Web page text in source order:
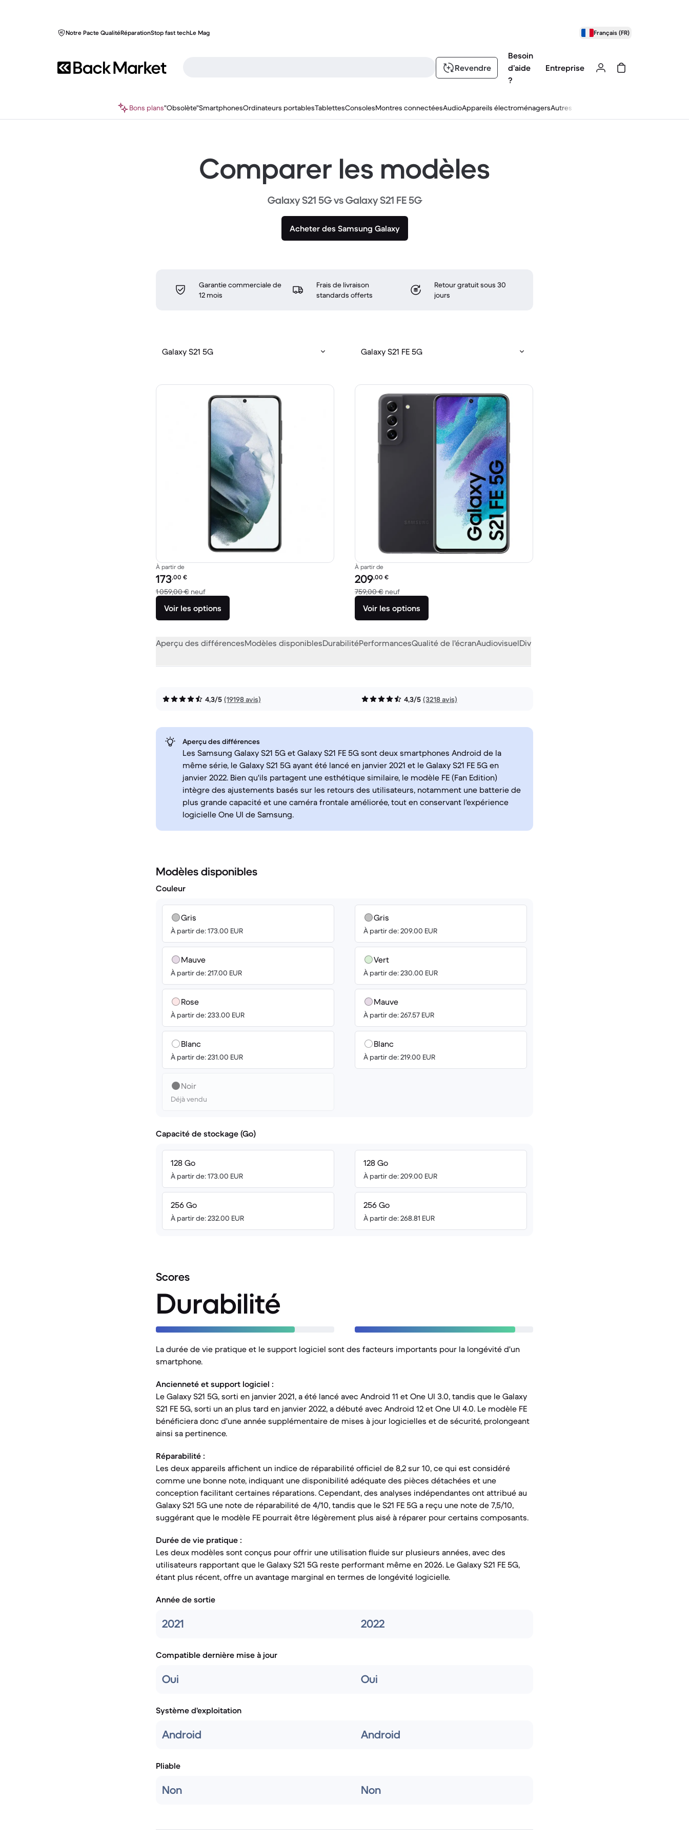
Notre Pacte QualitéRéparationStop fast techLe Mag Français (FR)
Revendre
Besoin
d’aide
?
Entreprise
Bons plans"Obsolète"SmartphonesOrdinateurs portablesTablettesConsolesMontres connectéesAudioAppareils électroménagersAutres
Comparer les modèles
Galaxy S21 5G vs Galaxy S21 FE 5G
Acheter des Samsung Galaxy
Garantie commerciale de
12 mois
Frais de livraison
standards offerts
Retour gratuit sous 30
jours
Galaxy S21 5G Galaxy S21 FE 5G
À partir de
Prix reconditionné :
173,00 €
1 059,00 € neufcontre 1 059,00 € neuf
Voir les options
À partir de
Prix reconditionné :
209,00 €
759,00 € neufcontre 759,00 € neuf
Voir les options
Aperçu des différencesModèles disponiblesDurabilitéPerformancesQualité de l'écranAudiovisuelDivers
4,3/5 (19198 avis) 4,3/5 (3218 avis)
Aperçu des différences
Les Samsung Galaxy S21 5G et Galaxy S21 FE 5G sont deux smartphones Android de la
même série, le Galaxy S21 5G ayant été lancé en janvier 2021 et le Galaxy S21 FE 5G en
janvier 2022. Bien qu'ils partagent une esthétique similaire, le modèle FE (Fan Edition)
intègre des ajustements basés sur les retours des utilisateurs, notamment une batterie de
plus grande capacité et une caméra frontale améliorée, tout en conservant l'expérience
logicielle One UI de Samsung.
Modèles disponibles
Couleur
Gris
À partir de: 173.00 EUR
Mauve
À partir de: 217.00 EUR
Rose
À partir de: 233.00 EUR
Blanc
À partir de: 231.00 EUR
Noir
Déjà vendu
Gris
À partir de: 209.00 EUR
Vert
À partir de: 230.00 EUR
Mauve
À partir de: 267.57 EUR
Blanc
À partir de: 219.00 EUR
Capacité de stockage (Go)
128 Go
À partir de: 173.00 EUR
256 Go
À partir de: 232.00 EUR
128 Go
À partir de: 209.00 EUR
256 Go
À partir de: 268.81 EUR
Scores
Durabilité
La durée de vie pratique et le support logiciel sont des facteurs importants pour la longévité d'un
smartphone.
Ancienneté et support logiciel :
Le Galaxy S21 5G, sorti en janvier 2021, a été lancé avec Android 11 et One UI 3.0, tandis que le Galaxy
S21 FE 5G, sorti un an plus tard en janvier 2022, a débuté avec Android 12 et One UI 4.0. Le modèle FE
bénéficiera donc d'une année supplémentaire de mises à jour logicielles et de sécurité, prolongeant
ainsi sa pertinence.
Réparabilité :
Les deux appareils affichent un indice de réparabilité officiel de 8,2 sur 10, ce qui est considéré
comme une bonne note, indiquant une disponibilité adéquate des pièces détachées et une
conception facilitant certaines réparations. Cependant, des analyses indépendantes ont attribué au
Galaxy S21 5G une note de réparabilité de 4/10, tandis que le S21 FE 5G a reçu une note de 7,5/10,
suggérant que le modèle FE pourrait être légèrement plus aisé à réparer pour certains composants.
Durée de vie pratique :
Les deux modèles sont conçus pour offrir une utilisation fluide sur plusieurs années, avec des
utilisateurs rapportant que le Galaxy S21 5G reste performant même en 2026. Le Galaxy S21 FE 5G,
étant plus récent, offre un avantage marginal en termes de longévité logicielle.
Année de sortie
2021 2022
Compatible dernière mise à jour
Oui Oui
Système d'exploitation
Android Android
Pliable
Non Non